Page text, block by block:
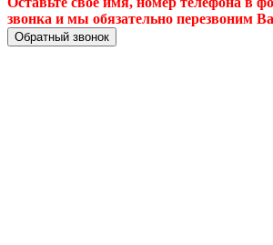
звонка и мы обязательно перезвоним
Обратный звонок